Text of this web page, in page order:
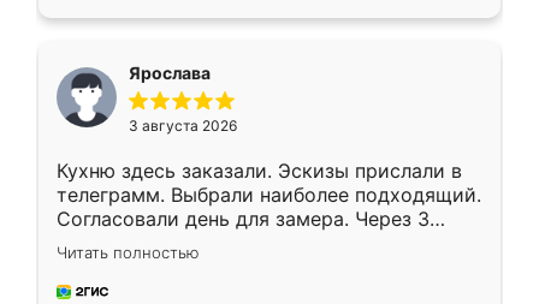
Ярослава
3 августа 2026
Кухню здесь заказали. Эскизы прислали в
телеграмм. Выбрали наиболее подходящий.
Согласовали день для замера. Через 3
недели кухня была уже готова. Остались
довольны работой. Спасибо Ренессанс
мебель за качественную работу!
Читать полностью